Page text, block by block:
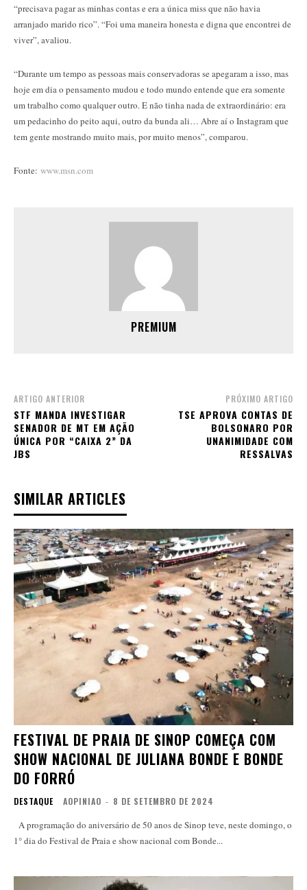
“precisava pagar as minhas contas e era a única miss que não havia
arranjado marido rico”. “Foi uma maneira honesta e digna que encontrei de
viver”, avaliou.
“Durante um tempo as pessoas mais conservadoras se apegaram a isso, mas
hoje em dia o pensamento mudou e todo mundo entende que era somente
um trabalho como qualquer outro. E não tinha nada de extraordinário: era
um pedacinho do peito aqui, outro da bunda ali… Abre aí o Instagram que
tem gente mostrando muito mais, por muito menos”, comparou.
Fonte: www.msn.com
PREMIUM
ARTIGO ANTERIOR
STF MANDA INVESTIGAR
SENADOR DE MT EM AÇÃO
ÚNICA POR “CAIXA 2” DA
JBS
PRÓXIMO ARTIGO
TSE APROVA CONTAS DE
BOLSONARO POR
UNANIMIDADE COM
RESSALVAS
SIMILAR ARTICLES
FESTIVAL DE PRAIA DE SINOP COMEÇA COM
SHOW NACIONAL DE JULIANA BONDE E BONDE
DO FORRÓ
DESTAQUE AOPINIAO - 8 DE SETEMBRO DE 2024
1° dia do Festival de Praia e show nacional com Bonde...